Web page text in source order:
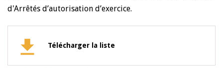
d'Arrêtés d’autorisation d’exercice.
Télécharger la liste